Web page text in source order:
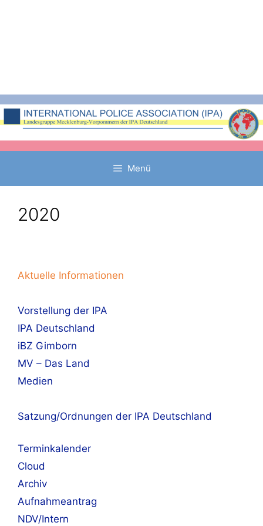
Menü
2020
Aktuelle Informationen
Vorstellung der IPA
IPA Deutschland
iBZ Gimborn
MV – Das Land
Medien
Satzung/Ordnungen der IPA Deutschland
Terminkalender
Cloud
Archiv
Aufnahmeantrag
NDV/Intern